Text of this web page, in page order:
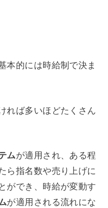
本的には時給制で決ま
れば多いほどたくさん
ムが適用され、ある程
ら指名数や売り上げに
ができ、時給が変動す
が適用される流れにな